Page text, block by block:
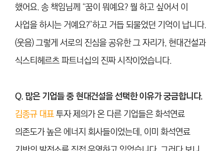
했어요. 송 책임님께 “꿈이 뭐예요? 뭘 하고 싶어서 이
사업을 하시는 거예요?”하고 거듭 되물었던 기억이 납니다.
(웃음) 그렇게 서로의 진심을 공유한 그 자리가, 현대건설과
식스티헤르츠 파트너십의 진짜 시작이었습니다.
Q. 많은 기업들 중 현대건설을 선택한 이유가 궁금합니다.
김종규 대표투자 제의가 온 다른 기업들은 화석연료
의존도가 높은 에너지 회사들이었는데, 이미 화석연료